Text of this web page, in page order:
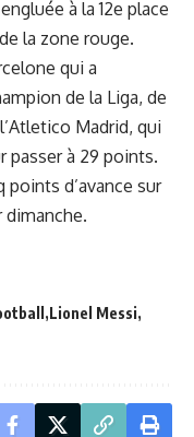
à la 12e place
la zone rouge.
qui a
de la Liga, de
Madrid, qui
passer à 29 points.
points d’avance sur
dimanche.
Lionel Messi